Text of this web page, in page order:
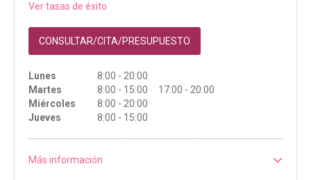
Ver tasas de éxito
CONSULTAR/CITA/PRESUPUESTO
Lunes
8:00 - 20:00
Martes
8:00 - 15:00 17:00 - 20:00
Miércoles
8:00 - 20:00
Jueves
8:00 - 15:00
Más información